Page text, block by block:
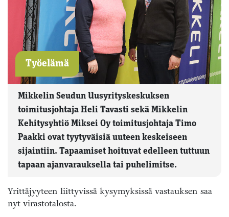
Työelämä
Mikkelin Seudun Uusyrityskeskuksen
toimitusjohtaja Heli Tavasti sekä Mikkelin
Kehitysyhtiö Miksei Oy toimitusjohtaja Timo
Paakki ovat tyytyväisiä uuteen keskeiseen
sijaintiin. Tapaamiset hoituvat edelleen tuttuun
tapaan ajanvarauksella tai puhelimitse.
Yrittäjyyteen liittyvissä kysymyksissä vastauksen saa
nyt virastotalosta.